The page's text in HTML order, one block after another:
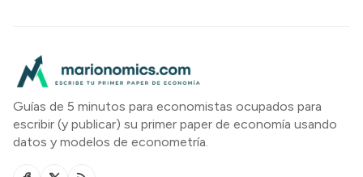
Guías de 5 minutos para economistas ocupados para
escribir (y publicar) su primer paper de economía usando
datos y modelos de econometría.